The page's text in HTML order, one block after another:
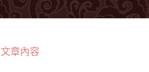
文章內容